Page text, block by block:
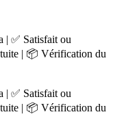
| ✅ Satisfait ou
| 📦 Vérification du
| ✅ Satisfait ou
| 📦 Vérification du